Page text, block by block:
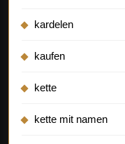
kardelen
kaufen
kette
kette mit namen